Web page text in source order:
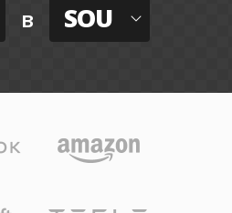
в SOU